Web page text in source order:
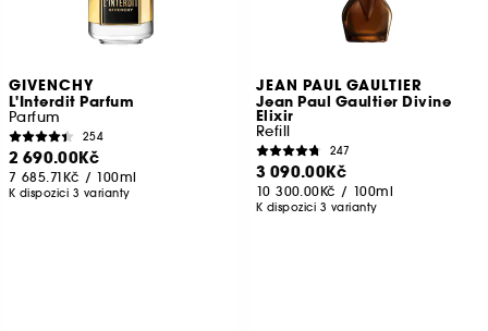
GIVENCHY
L'Interdit Parfum
Parfum
254
2 690.00Kč
7 685.71Kč / 100ml
K dispozici 3 varianty
JEAN PAUL GAULTIER
Jean Paul Gaultier Divine
Elixir
Refill
247
3 090.00Kč
10 300.00Kč / 100ml
K dispozici 3 varianty